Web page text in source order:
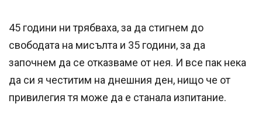
45 години ни трябваха, за да стигнем до
свободата на мисълта и 35 години, за да
започнем да се отказваме от нея. И все пак нека
да си я честитим на днешния ден, нищо че от
привилегия тя може да е станала изпитание.